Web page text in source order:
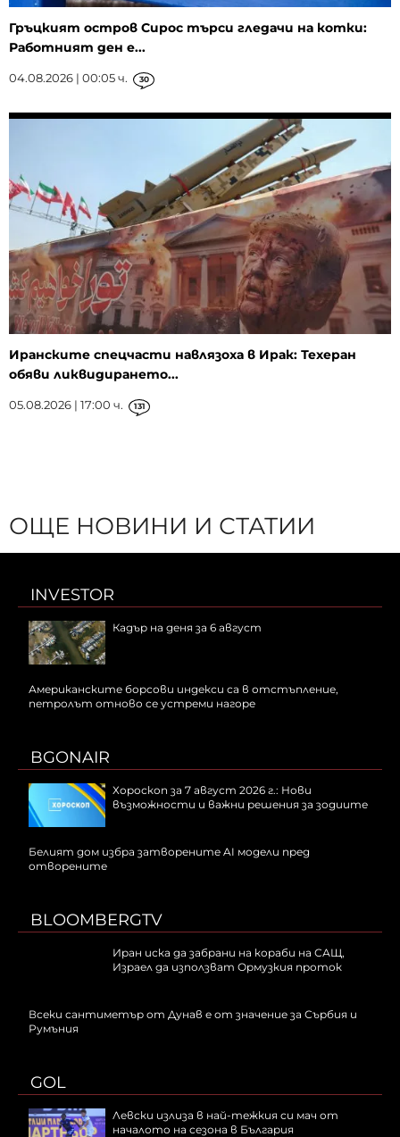
Гръцкият остров Сирос търси гледачи на котки:
Работният ден е...
04.08.2026 | 00:05 ч. 30
Иранските спецчасти навлязоха в Ирак: Техеран
обяви ликвидирането...
05.08.2026 | 17:00 ч. 131
ОЩЕ НОВИНИ И СТАТИИ
INVESTOR
Кадър на деня за 6 август
Американските борсови индекси са в отстъпление,
петролът отново се устреми нагоре
BGONAIR
Хороскоп за 7 август 2026 г.: Нови
възможности и важни решения за зодиите
Белият дом избра затворените AI модели пред
отворените
BLOOMBERGTV
Иран иска да забрани на кораби на САЩ,
Израел да използват Ормузкия проток
Всеки сантиметър от Дунав е от значение за Сърбия и
Румъния
GOL
Левски излиза в най-тежкия си мач от
началото на сезона в България